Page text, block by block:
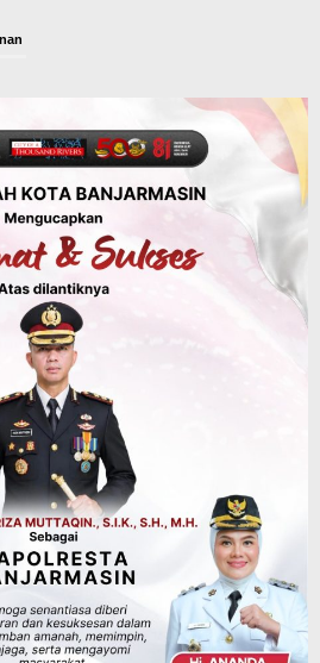
Sempat Alami
Api Berhasil
Kalsel
Aksi di Lapangan
Balangan, Kapolres
Perkuat Koordinasi
Bekali Pokdarwis
BASARNAS Tabalong